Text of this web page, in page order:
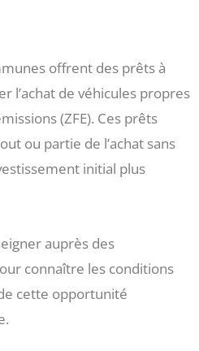
offrent des prêts à
l’achat de véhicules propres
(ZFE). Ces prêts
ou partie de l’achat sans
initial plus
auprès des
connaître les conditions
cette opportunité